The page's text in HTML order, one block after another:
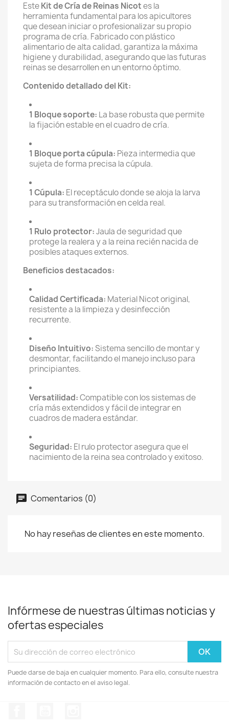
EsteKit de Cría de Reinas Nicotes la
herramienta fundamental para los apicultores
que desean iniciar o profesionalizar su propio
programa de cría. Fabricado con plástico
alimentario de alta calidad, garantiza la máxima
higiene y durabilidad, asegurando que las futuras
reinas se desarrollen en un entorno óptimo.
Contenido detallado del Kit:
1 Bloque soporte: La base robusta que permite
la fijación estable en el cuadro de cría.
1 Bloque porta cúpula: Pieza intermedia que
sujeta de forma precisa la cúpula.
1 Cúpula: El receptáculo donde se aloja la larva
para su transformación en celda real.
1 Rulo protector:Jaula de seguridad que
protege la realera y a la reina recién nacida de
posibles ataques externos.
Beneficios destacados:
Calidad Certificada: Material Nicot original,
resistente a la limpieza y desinfección
recurrente.
Diseño Intuitivo:Sistema sencillo de montar y
desmontar, facilitando el manejo incluso para
principiantes.
Versatilidad:Compatible con los sistemas de
cría más extendidos y fácil de integrar en
cuadros de madera estándar.
Seguridad: El rulo protector asegura que el
nacimiento de la reina sea controlado y exitoso.
Comentarios (0)
No hay reseñas de clientes en este momento.
Infórmese de nuestras últimas noticias y
ofertas especiales
Puede darse de baja en cualquier momento. Para ello, consulte nuestra
información de contacto en el aviso legal.